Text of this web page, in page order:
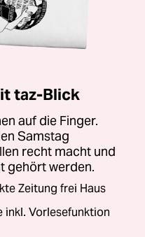
taz-Blick
auf die Finger.
Samstag
recht macht und
gehört werden.
Zeitung frei Haus
inkl. Vorlesefunktion